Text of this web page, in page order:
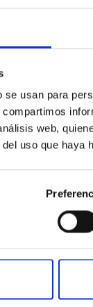
usan para
web,
uso que haya
and anti-
and